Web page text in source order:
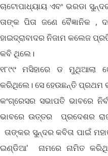
ଚାଟୋପାଧ୍ୟାୟ ଏବଂ ଭରଡା
ତାଙ୍କ ପିତା ଜଣେ ବୈଜ୍ଞାନିକ ,
ହାଇଦ୍ରାବାଦର ନିଜାମ କଲେଜ
କବି ଥିଲେ।
୧୮୯୯ ମସିହାରେ ଡ ମୁଥିଆଲା
କରିଥିଲେ। ସେ ହେଉଛନ୍ତି ପ୍ରଥମ
କଂଗ୍ରେସର ସଭାପତି ଭାବରେ
ଭାବରେ ଉତ୍ତର ପ୍ରଦେଶର
ତାଙ୍କର ସୁନ୍ଦର କବିତା ପାଇଁ
ଇଣ୍ଡିଆ' ନାମରେ ନାମିତ